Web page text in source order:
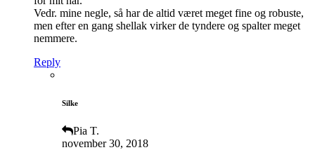
Vedr. mine negle, så har de altid været meget fine og robuste,
men efter en gang shellak virker de tyndere og spalter meget
nemmere.
Reply
Silke
Pia T.
november 30, 2018